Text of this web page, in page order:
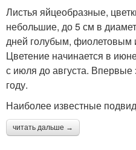
Листья яйцеобразные,
небольшие, до 5 см в
дней голубым, фиолетовым
Цветение начинается в
с июля до августа.
году.
Наиболее известные
читать дальше →